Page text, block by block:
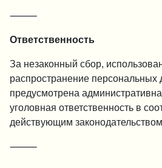
⸻
Ответственность
За незаконный сбор,
распространение персональных
предусмотрена
уголовная ответственность в
действующим
⸻